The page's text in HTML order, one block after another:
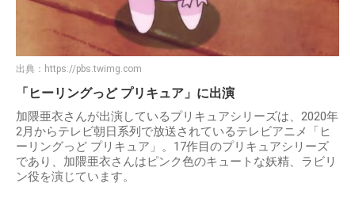
出典： https://pbs.twimg.com
「ヒーリングっど プリキュア」に出演
加隈亜衣さんが出演しているプリキュアシリーズは、2020年
2月からテレビ朝日系列で放送されているテレビアニメ「ヒ
ーリングっど プリキュア」。17作目のプリキュアシリーズ
であり、加隈亜衣さんはピンク色のキュートな妖精、ラビリ
ン役を演じています。